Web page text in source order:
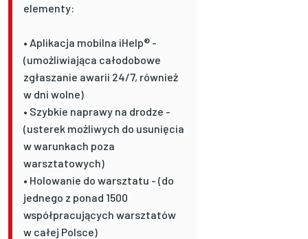
elementy:
• Aplikacja mobilna iHelp® -
(umożliwiająca całodobowe
zgłaszanie awarii 24/7, również
w dni wolne)
• Szybkie naprawy na drodze -
(usterek możliwych do usunięcia
w warunkach poza
warsztatowych)
• Holowanie do warsztatu - (do
jednego z ponad 1500
współpracujących warsztatów
w całej Polsce)